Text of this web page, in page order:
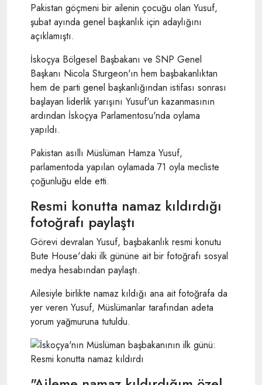
Pakistan göçmeni bir ailenin çocuğu olan Yusuf,
şubat ayında genel başkanlık için adaylığını
açıklamıştı.
İskoçya Bölgesel Başbakanı ve SNP Genel
Başkanı Nicola Sturgeon'ın hem başbakanlıktan
hem de parti genel başkanlığından istifası sonrası
başlayan liderlik yarışını Yusuf'un kazanmasının
ardından İskoçya Parlamentosu'nda oylama
yapıldı.
Pakistan asıllı Müslüman Hamza Yusuf,
parlamentoda yapılan oylamada 71 oyla mecliste
çoğunluğu elde etti.
Resmi konutta namaz kıldırdığı
fotoğrafı paylaştı
Görevi devralan Yusuf, başbakanlık resmi konutu
Bute House'daki ilk gününe ait bir fotoğrafı sosyal
medya hesabından paylaştı.
Ailesiyle birlikte namaz kıldığı ana ait fotoğrafa da
yer veren Yusuf, Müslümanlar tarafından adeta
yorum yağmuruna tutuldu.